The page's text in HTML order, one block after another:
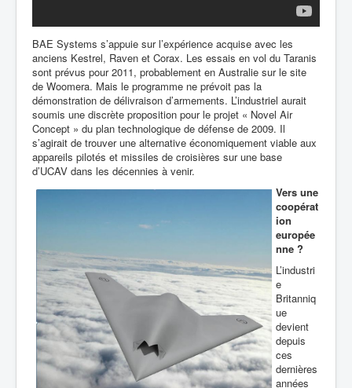
BAE Systems s’appuie sur l’expérience acquise avec les
anciens Kestrel, Raven et Corax. Les essais en vol du Taranis
sont prévus pour 2011, probablement en Australie sur le site
de Woomera. Mais le programme ne prévoit pas la
démonstration de délivraison d’armements. L’industriel aurait
soumis une discrète proposition pour le projet « Novel Air
Concept » du plan technologique de défense de 2009. Il
s’agirait de trouver une alternative économiquement viable aux
appareils pilotés et missiles de croisières sur une base
d’UCAV dans les décennies à venir.
Vers une
coopérat
ion
europée
nne ?
L’industri
e
Britanniq
ue
devient
depuis
ces
dernières
années